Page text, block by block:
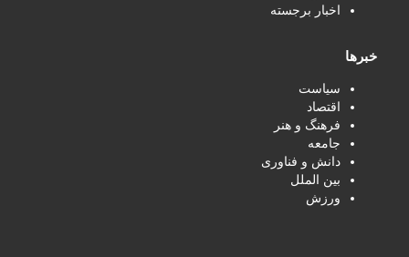
اخبار برجسته
خبرها
سیاست
اقتصاد
فرهنگ و هنر
جامعه
دانش و فناوری
بین الملل
ورزش